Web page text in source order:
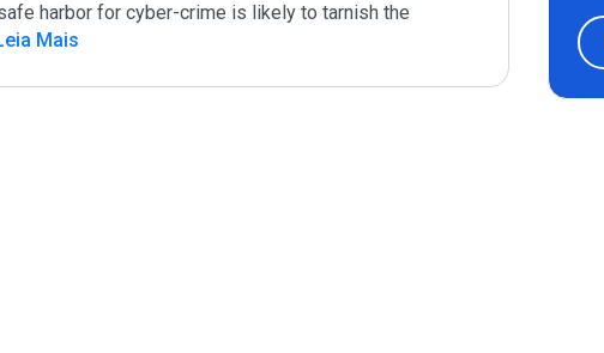
harbor for cyber-crime is likely to tarnish the
Mais